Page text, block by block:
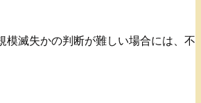
滅失かの判断が難しい場合には、不